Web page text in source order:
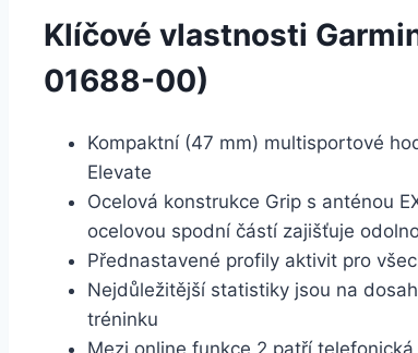
Klíčové vlastnosti
01688-00)
Kompaktní (47 mm) multisportové
Elevate
Ocelová konstrukce Grip s anténou
ocelovou spodní částí zajišťuje
Přednastavené profily aktivit pro
Nejdůležitější statistiky jsou na
tréninku